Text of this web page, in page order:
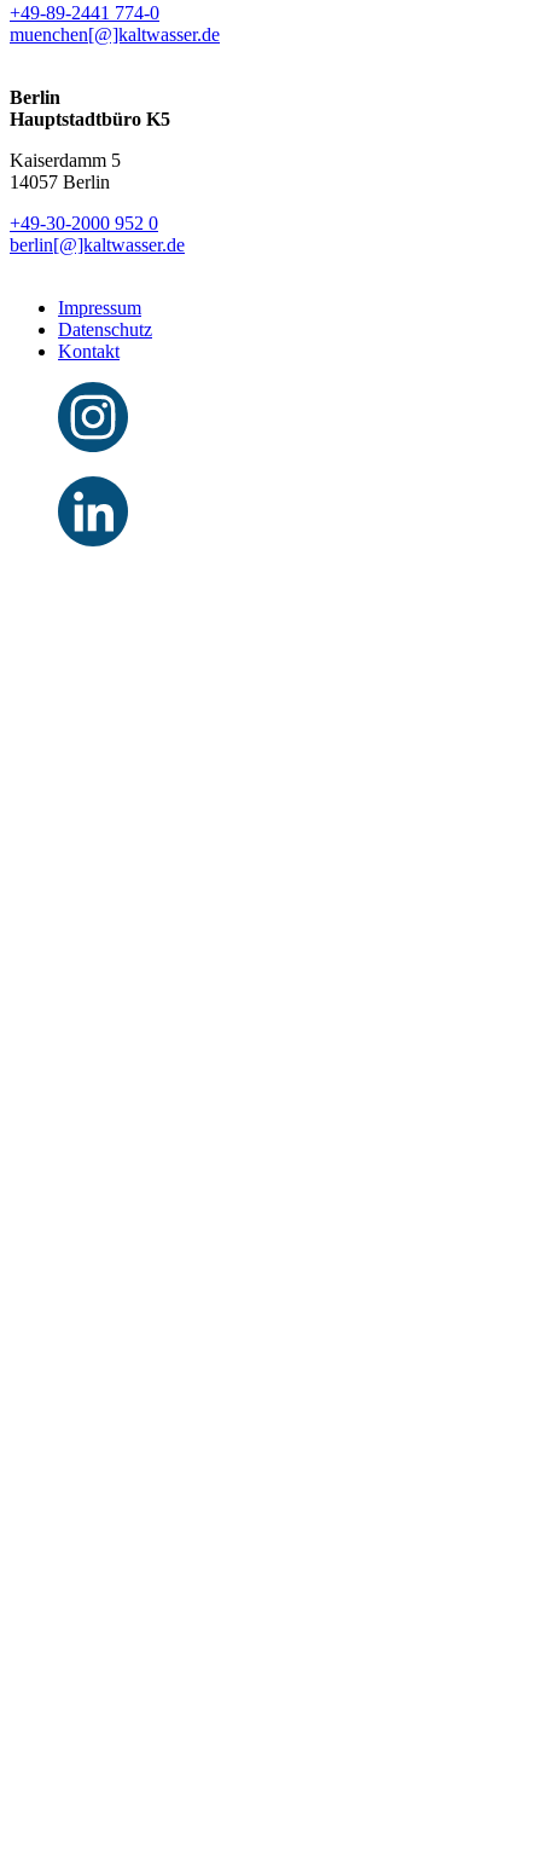
+49-89-2441 774-0
muenchen[@]kaltwasser.de
Berlin
Hauptstadtbüro K5
Kaiserdamm 5
14057 Berlin
+49-30-2000 952 0
berlin[@]kaltwasser.de
Impressum
Datenschutz
Kontakt